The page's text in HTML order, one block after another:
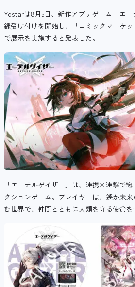
Yostarは8月5日、新作アプリゲーム「エ
録受け付けを開始し、「コミックマーケ
で展示を実施すると発表した。
「エーテルゲイザー」は、連携×連撃で
クションゲーム。プレイヤーは、遙か未
む世界で、仲間とともに人類を守る使命を